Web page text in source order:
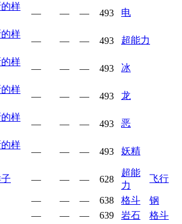
样
— — — 493 电
样
— — — 493 超能力
样
— — — 493 冰
样
— — — 493 龙
样
— — — 493 恶
样
— — — 493 妖精
— — — 628
超能
力
飞行
— — — 638 格斗
钢
— — — 639 岩石
格斗